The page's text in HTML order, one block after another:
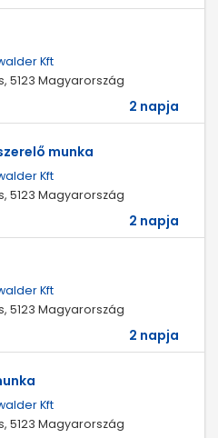
Kft
5123 Magyarország
2 napja
munka
Kft
5123 Magyarország
2 napja
Kft
5123 Magyarország
2 napja
Kft
5123 Magyarország